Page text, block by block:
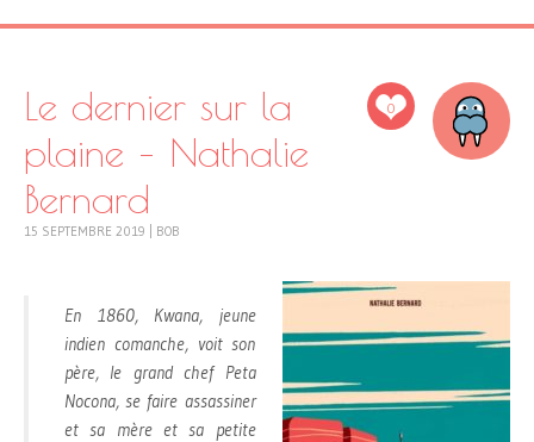
0
Le dernier sur la
plaine – Nathalie
Bernard
15 SEPTEMBRE 2019 BOB
En 1860, Kwana, jeune
indien comanche, voit son
père, le grand chef Peta
Nocona, se faire assassiner
et sa mère et sa petite